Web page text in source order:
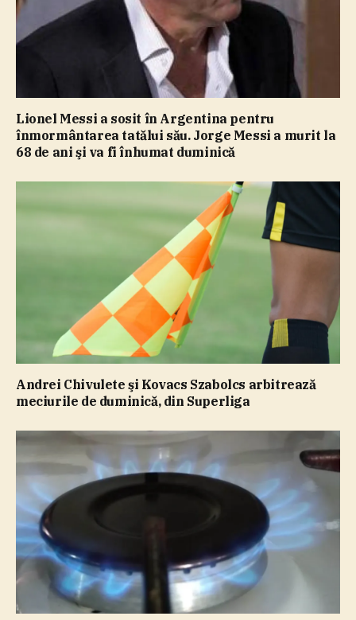
Lionel Messi a sosit în Argentina pentru
înmormântarea tatălui său. Jorge Messi a murit la
68 de ani şi va fi înhumat duminică
Andrei Chivulete şi Kovacs Szabolcs arbitrează
meciurile de duminică, din Superliga